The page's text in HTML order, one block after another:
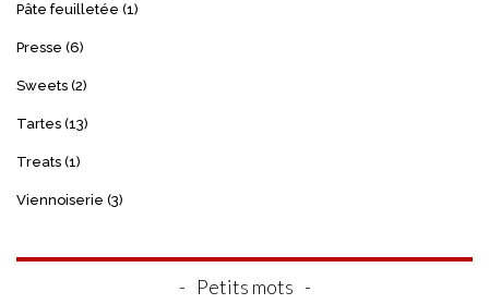
Pâte feuilletée (1)
Presse (6)
Sweets (2)
Tartes (13)
Treats (1)
Viennoiserie (3)
Petits mots